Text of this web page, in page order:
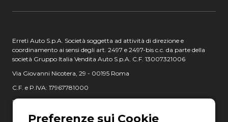
Erreti Auto S.p.A. Società soggetta ad attività di direzione e
coordinamento ai sensi degli art. 2497 e 2497-bis c.c. da parte della
società Gruppo Italia Vendita Auto S.p.A. C.F. 13007321006
Via Giovanni Nicotera, 29 - 00195 Roma
C.F. e P.IVA: 17967781000
PEC: erretiauto@legalmail.it